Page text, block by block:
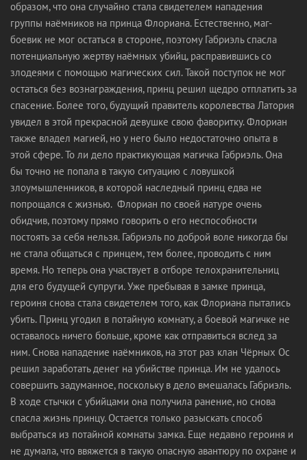
образом, что она случайно стала свидетелем нападения
группы наёмников на принца Флориана. Естественно, маг-
боевик не мог остаться в стороне, поэтому Габриэль спасла
потенциальную жертву наёмных убийц, расправившись со
злодеями с помощью магических сил. Такой поступок не мог
остаться без вознаграждения, принц решил щедро отплатить за
спасение. Более того, будущий правитель королевства Латория
увидел в этой прекрасной девушке свою фаворитку. Флориан
также владел магией, но у него было недостаточно опыта в
этой сфере. То ли дело практикующая магичка Габриэль. Она
бы точно не попала в такую ситуацию с ловушкой
злоумышленников, в которой наследный принц едва не
попрощался с жизнью. Флориан по своей натуре очень
обидчив, поэтому прямо говорить о его неспособности
постоять за себя нельзя. Габриэль по доброй воле никогда бы
не стала общаться с принцем, тем более, проводить с ним
время. Но теперь она участвует в отборе телохранительниц
для его будущей супруги. Уже пребывая в замке принца,
героиня снова стала свидетелем того, как Флориана пытались
убить. Принц угодил в потайную комнату, а боевой магичке не
оставалось ничего больше, кроме как отправиться вслед за
ним. Снова нападение наёмников, на этот раз клан Чёрных Ос
решил заработать денег на убийстве принца. Им не удалось
совершить задуманное, поскольку в дело вмешалась Габриэль.
В ходе стычки с убийцами она получила ранение, но снова
спасла жизнь принцу. Остается только разыскать способ
выбраться из потайной комнаты замка. Еще недавно героиня и
не думала, что ввяжется в такую опасную авантюру по охране и